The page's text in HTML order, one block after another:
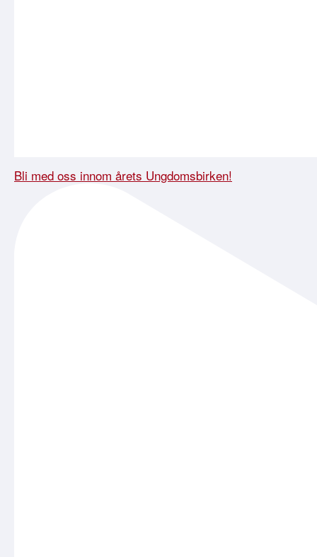
Bli med oss innom årets Ungdomsbirken!